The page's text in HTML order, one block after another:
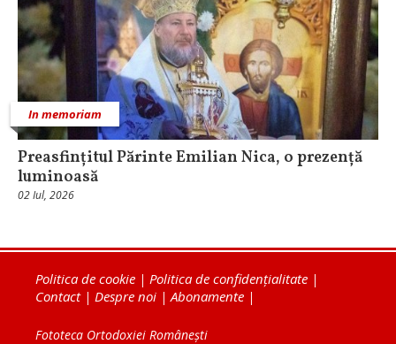
In memoriam
Preasfințitul Părinte Emilian Nica, o prezență
luminoasă
02 Iul, 2026
Politica de cookie | Politica de confidențialitate |
Contact| Despre noi | Abonamente |
Fototeca Ortodoxiei Românești